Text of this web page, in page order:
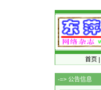
首页
-=> 公告信息